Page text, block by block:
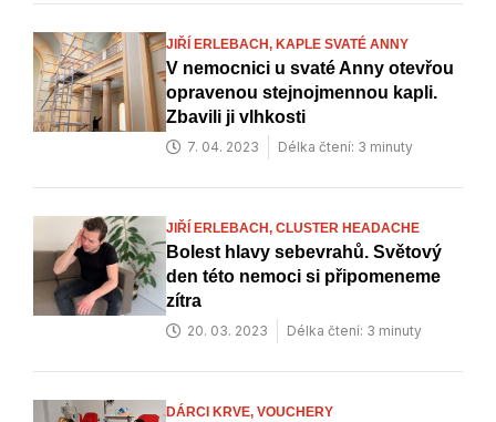
JIŘÍ ERLEBACH, KAPLE SVATÉ ANNY
V nemocnici u svaté Anny otevřou
opravenou stejnojmennou kapli.
Zbavili ji vlhkosti
7. 04. 2023 Délka čtení: 3 minuty
JIŘÍ ERLEBACH, CLUSTER HEADACHE
Bolest hlavy sebevrahů. Světový
den této nemoci si připomeneme
zítra
20. 03. 2023 Délka čtení: 3 minuty
DÁRCI KRVE, VOUCHERY